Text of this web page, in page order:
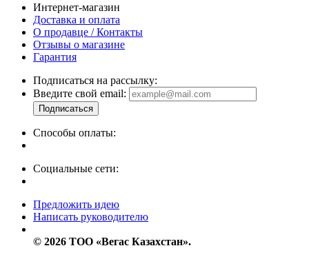
Интернет-магазин
Доставка и оплата
О продавце / Контакты
Отзывы о магазине
Гарантия
Подписаться на рассылку:
Введите свой email:
Способы оплаты:
Социальные сети:
Предложить идею
Написать руководителю
© 2026 ТОО «Вегас Казахстан».